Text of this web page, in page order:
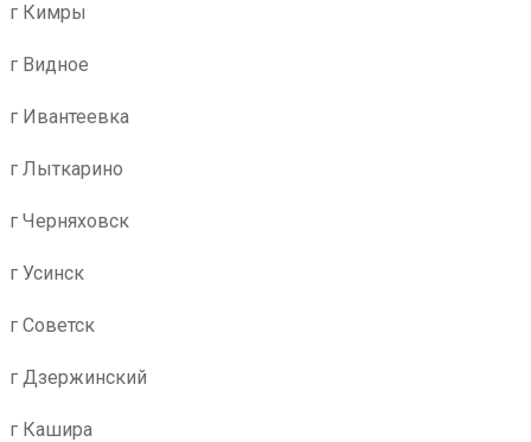
г Кимры
г Видное
г Ивантеевка
г Лыткарино
г Черняховск
г Усинск
г Советск
г Дзержинский
г Кашира